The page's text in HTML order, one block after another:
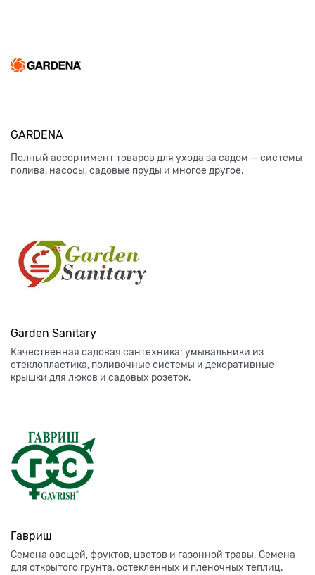
GARDENA
Полный ассортимент товаров для ухода за садом — системы
полива, насосы, садовые пруды и многое другое.
Garden Sanitary
Качественная садовая сантехника: умывальники из
стеклопластика, поливочные системы и декоративные
крышки для люков и садовых розеток.
Гавриш
Семена овощей, фруктов, цветов и газонной травы. Семена
для открытого грунта, остекленных и пленочных теплиц.